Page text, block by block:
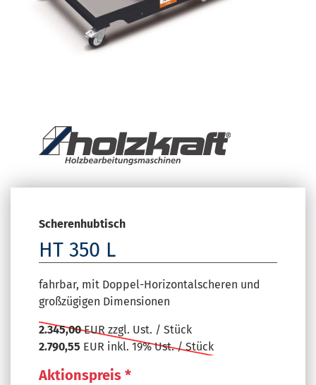
Scherenhubtisch
HT 350 L
fahrbar, mit Doppel-Horizontalscheren und
großzügigen Dimensionen
2.345,00EUR zzgl. Ust. / Stück
2.790,55 EUR inkl. 19% Ust. / Stück
Aktionspreis *